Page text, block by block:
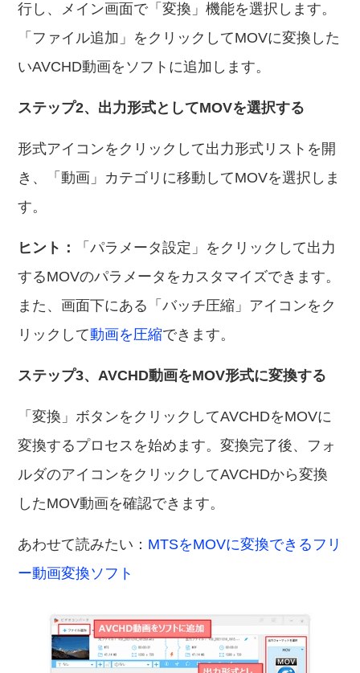
行し、メイン画面で「変換」機能を選択します。
「ファイル追加」をクリックしてMOVに変換した
いAVCHD動画をソフトに追加します。
ステップ2、出力形式としてMOVを選択する
形式アイコンをクリックして出力形式リストを開
き、「動画」カテゴリに移動してMOVを選択しま
す。
ヒント：
「パラメータ設定」をクリックして出力
するMOVのパラメータをカスタマイズできます。
また、画面下にある「バッチ圧縮」アイコンをク
リックして動画を圧縮できます。
ステップ3、AVCHD動画をMOV形式に変換する
「変換」ボタンをクリックしてAVCHDをMOVに
変換するプロセスを始めます。変換完了後、フォ
ルダのアイコンをクリックしてAVCHDから変換
したMOV動画を確認できます。
あわせて読みたい： MTSをMOVに変換できるフリ
ー動画変換ソフト